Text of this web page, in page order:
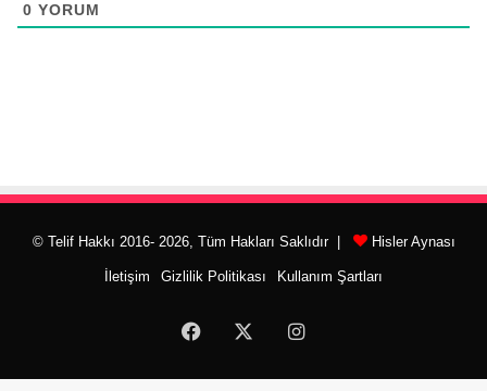
0 YORUM
© Telif Hakkı 2016- 2026, Tüm Hakları Saklıdır | Hisler Aynası
İletişim Gizlilik Politikası Kullanım Şartları
Facebook Instagram